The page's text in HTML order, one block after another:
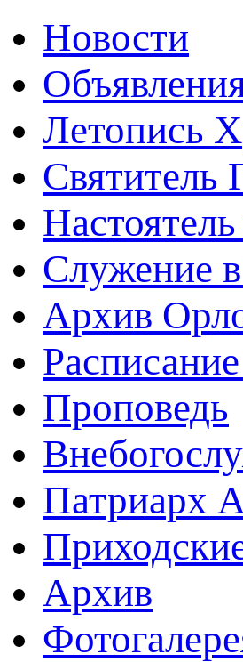
Новости
Летопись
Святитель
Служение
Архив
Проповедь
Патриарх
Архив